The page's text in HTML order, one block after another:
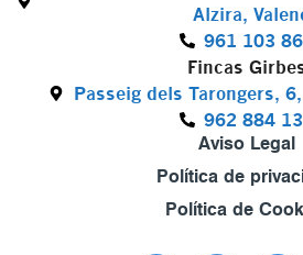
Alzira,
961 103
Fincas
Passeig dels Tarongers,
962 884
Aviso Legal
Política de
Política de